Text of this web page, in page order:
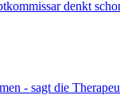
denkt
- sagt die